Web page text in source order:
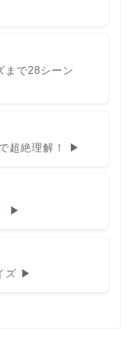
まで28シーン
超絶理解！ ▶
▶
ズ ▶